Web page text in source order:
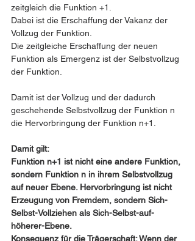
zeitgleich die Funktion +1.
Dabei ist die Erschaffung der Vakanz der
Vollzug der Funktion.
Die zeitgleiche Erschaffung der neuen
Funktion als Emergenz ist der Selbstvollzug
der Funktion.
Damit ist der Vollzug und der dadurch
geschehende Selbstvollzug der Funktion n
die Hervorbringung der Funktion n+1.
Damit gilt:
Funktion n+1 ist nicht eine andere Funktion,
sondern Funktion n in ihrem Selbstvollzug
auf neuer Ebene. Hervorbringung ist nicht
Erzeugung von Fremdem, sondern Sich-
Selbst-Vollziehen als Sich-Selbst-auf-
höherer-Ebene.
Konsequenz für die Trägerschaft: Wenn der